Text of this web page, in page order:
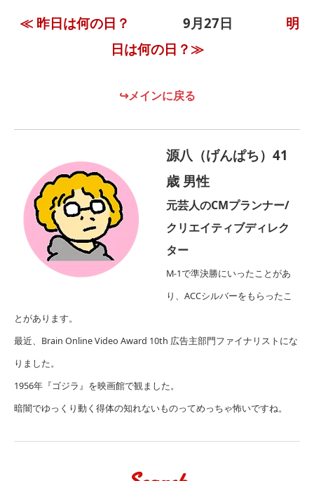
≪ 昨日は何の日？ 9月27日 明
日は何の日？≫
↪メインに戻る
源八（げんぱち）41
歳 男性
元芸人のCMプランナー/
クリエイティブディレク
ター
M-1で準決勝にいったことがあ
り、ACCシルバーをもらったこ
とがあります。
最近、 Brain Online Video Award 10th 広告主部門ファイナリストにな
りました。
1956年『ゴジラ』を映画館で観ました。
暗闇でゆっくり動く得体の知れないものってめっちゃ怖いですね。